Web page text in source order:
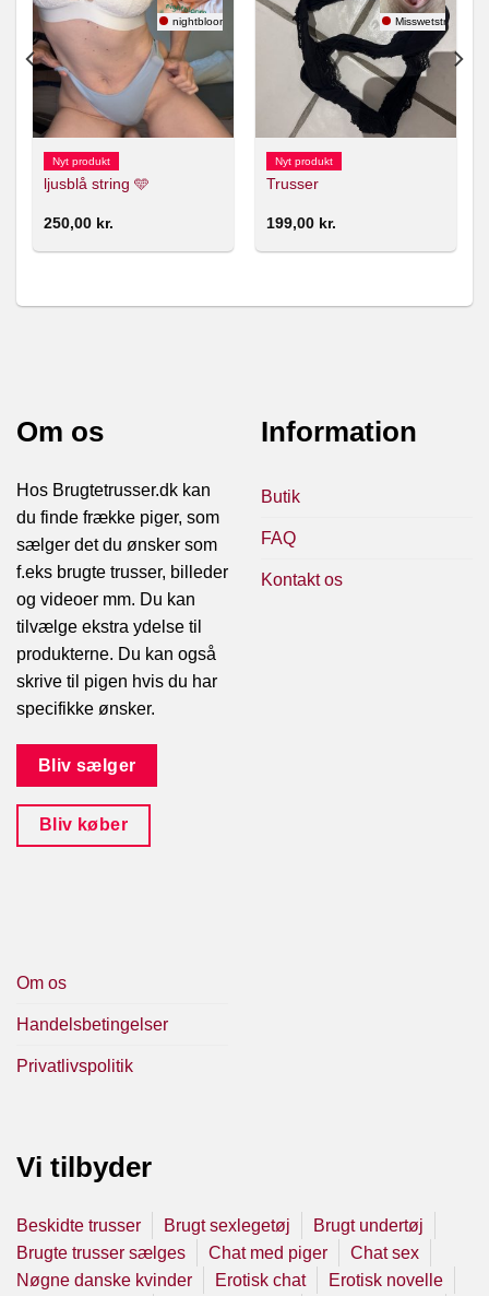
nightbloom 🇸🇪
Nyt produkt
ljusblå string 🩵
250,00 kr.
Misswetstring
Nyt produkt
Trusser
199,00 kr.
Om os
Hos Brugtetrusser.dk kan
du finde frække piger, som
sælger det du ønsker som
f.eks brugte trusser, billeder
og videoer mm. Du kan
tilvælge ekstra ydelse til
produkterne. Du kan også
skrive til pigen hvis du har
specifikke ønsker.
Bliv sælger
Bliv køber
Information
Butik
FAQ
Kontakt os
Om os
Handelsbetingelser
Privatlivspolitik
Vi tilbyder
Beskidte trusser Brugt sexlegetøj
Brugt undertøj
Brugte trusser sælges
Chat med piger
Chat sex
Nøgne danske kvinder
Erotisk chat Erotisk novelle